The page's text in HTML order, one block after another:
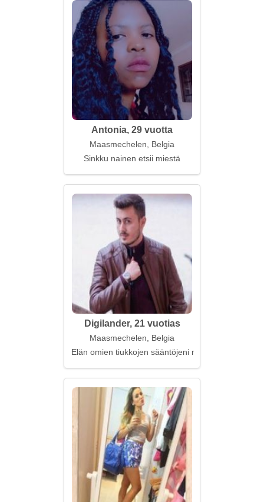
Antonia, 29 vuotta
Maasmechelen, Belgia
Sinkku nainen etsii miestä
Digilander, 21 vuotias
Maasmechelen, Belgia
Elän omien tiukkojen sääntöjeni mukaan